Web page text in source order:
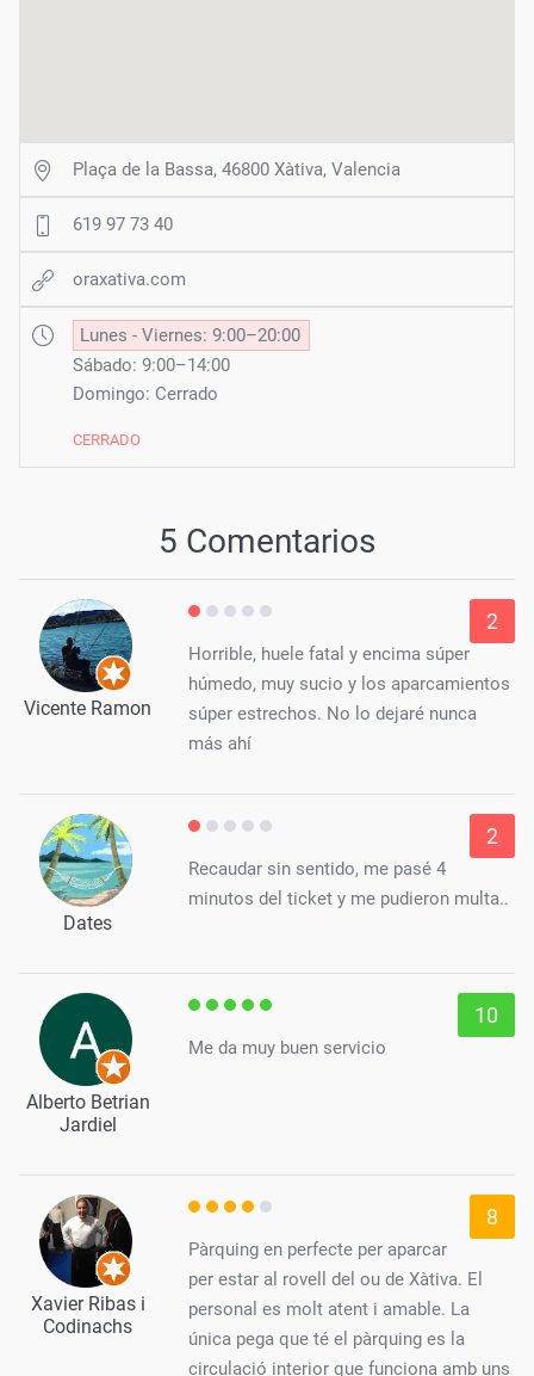
Plaça de la Bassa, 46800 Xàtiva, Valencia
619 97 73 40
oraxativa.com
Lunes - Viernes: 9:00–20:00
Sábado: 9:00–14:00
Domingo: Cerrado
CERRADO
5 Comentarios
Vicente Ramon
2
Horrible, huele fatal y encima súper
húmedo, muy sucio y los aparcamientos
súper estrechos. No lo dejaré nunca
más ahí
Dates
2
Recaudar sin sentido, me pasé 4
minutos del ticket y me pudieron multa..
Alberto Betrian
Jardiel
10
Me da muy buen servicio
Xavier Ribas i
Codinachs
8
Pàrquing en perfecte per aparcar
per estar al rovell del ou de Xàtiva. El
personal es molt atent i amable. La
única pega que té el pàrquing es la
circulació interior que funciona amb uns